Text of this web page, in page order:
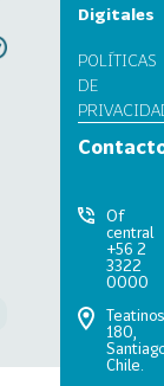
Digitales
POLÍTICAS
DE
Of
central
+56 2
3322
0000
Teatinos
180,
Chile.